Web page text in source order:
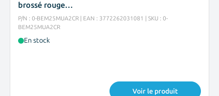
brossé rouge…
P/N : 0-BEM25MUA2CR | EAN : 3772262031081 | SKU : 0-
BEM25MUA2CR
En stock
Voir le produit